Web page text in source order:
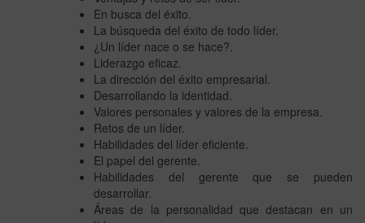
En busca del éxito.
La búsqueda del éxito de todo líder.
¿Un líder nace o se hace?.
Liderazgo eficaz.
La dirección del éxito empresarial.
Desarrollando la identidad.
Valores personales y valores de la empresa.
Retos de un líder.
Habilidades del líder eficiente.
El papel del gerente.
Habilidades del gerente que se pueden
desarrollar.
Áreas de la personalidad que destacan en un